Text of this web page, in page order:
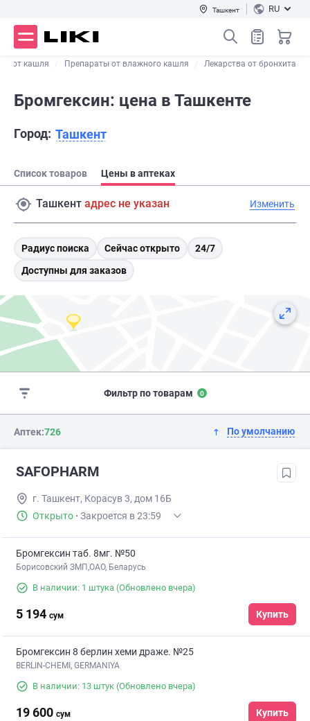
Ташкент RU
от кашля Препараты от влажного кашля Лекарства от бронхита
Бромгексин: цена в Ташкенте
Город: Ташкент
Список товаров Цены в аптеках
Ташкент адрес не указан Изменить
Радиус поиска Сейчас открыто
24/7
Доступны для заказов
Фильтр по товарам 0
Аптек:726 По умолчанию
SAFOPHARM
г. Ташкент, Корасув 3, дом 16Б
Открыто · Закроется в 23:59
Бромгексин таб. 8мг. №50
Борисовский ЗМП,ОАО, Беларусь
В наличии: 1 штука (Обновлено вчера)
5 194 сум Купить
Бромгексин 8 берлин хеми драже. №25
BERLIN-CHEMI, GERMANIYA
В наличии: 13 штук (Обновлено вчера)
19 600 сум Купить